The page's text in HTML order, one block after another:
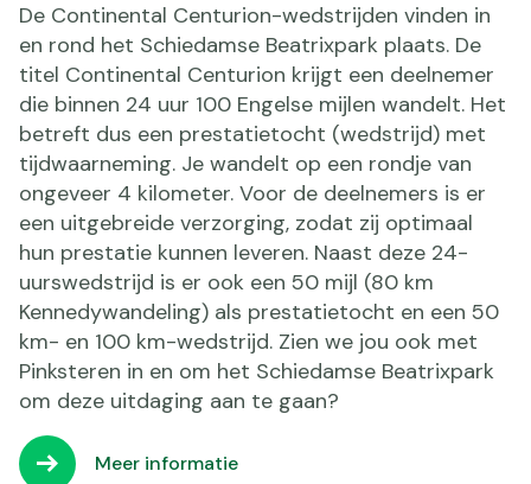
De Continental Centurion-wedstrijden vinden in
en rond het Schiedamse Beatrixpark plaats. De
titel Continental Centurion krijgt een deelnemer
die binnen 24 uur 100 Engelse mijlen wandelt. Het
betreft dus een prestatietocht (wedstrijd) met
tijdwaarneming. Je wandelt op een rondje van
ongeveer 4 kilometer. Voor de deelnemers is er
een uitgebreide verzorging, zodat zij optimaal
hun prestatie kunnen leveren. Naast deze 24-
uurswedstrijd is er ook een 50 mijl (80 km
Kennedywandeling) als prestatietocht en een 50
km- en 100 km-wedstrijd. Zien we jou ook met
Pinksteren in en om het Schiedamse Beatrixpark
om deze uitdaging aan te gaan?
Meer informatie